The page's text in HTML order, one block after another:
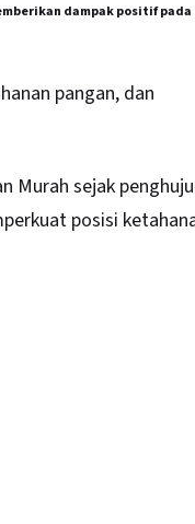
dampak positif pada
pangan, dan
Murah sejak
posisi